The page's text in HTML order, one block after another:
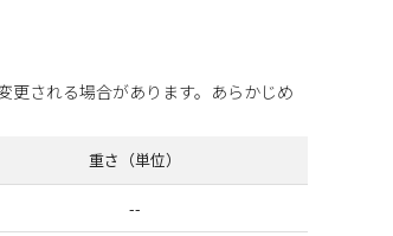
される場合があります。あらかじめ
重さ（単位）
--